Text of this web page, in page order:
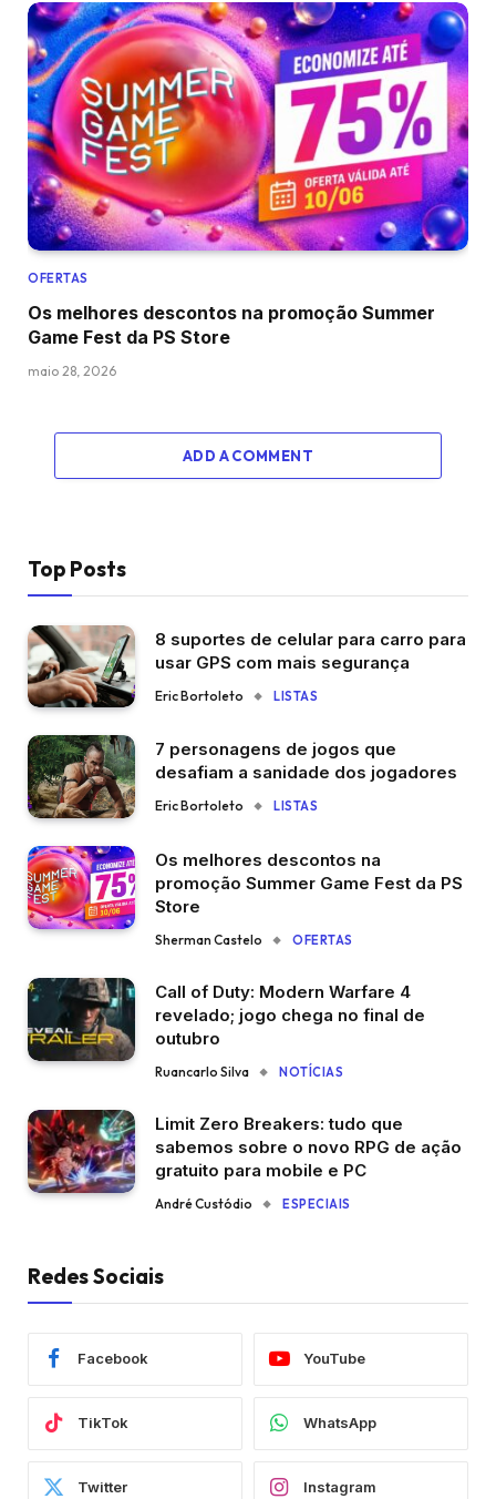
OFERTAS
Os melhores descontos na promoção Summer
Game Fest da PS Store
maio 28, 2026
ADD A COMMENT
Top Posts
8 suportes de celular para carro para
usar GPS com mais segurança
Eric Bortoleto LISTAS
7 personagens de jogos que
desafiam a sanidade dos jogadores
Eric Bortoleto LISTAS
Os melhores descontos na
promoção Summer Game Fest da PS
Store
Sherman Castelo OFERTAS
Call of Duty: Modern Warfare 4
revelado; jogo chega no final de
outubro
Ruancarlo Silva NOTÍCIAS
Limit Zero Breakers: tudo que
sabemos sobre o novo RPG de ação
gratuito para mobile e PC
André Custódio ESPECIAIS
Redes Sociais
Facebook YouTube
TikTok WhatsApp
Twitter Instagram